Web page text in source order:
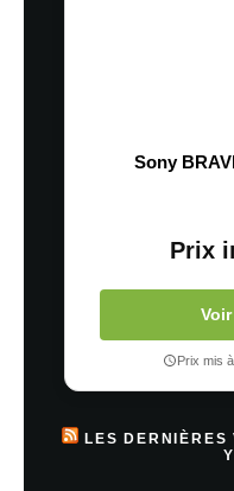
Sony
Prix
Prix mis
LES DERNIÈRES